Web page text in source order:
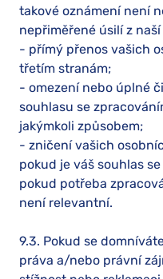
takové oznámení není
nepřiměřené úsilí z
- přímý přenos vašich
třetím stranám;
- omezení nebo úplné
souhlasu se
jakýmkoli způsobem;
- zničení vašich
pokud je váš souhlas
pokud potřeba
není relevantní.
9.3. Pokud se
práva a/nebo právní